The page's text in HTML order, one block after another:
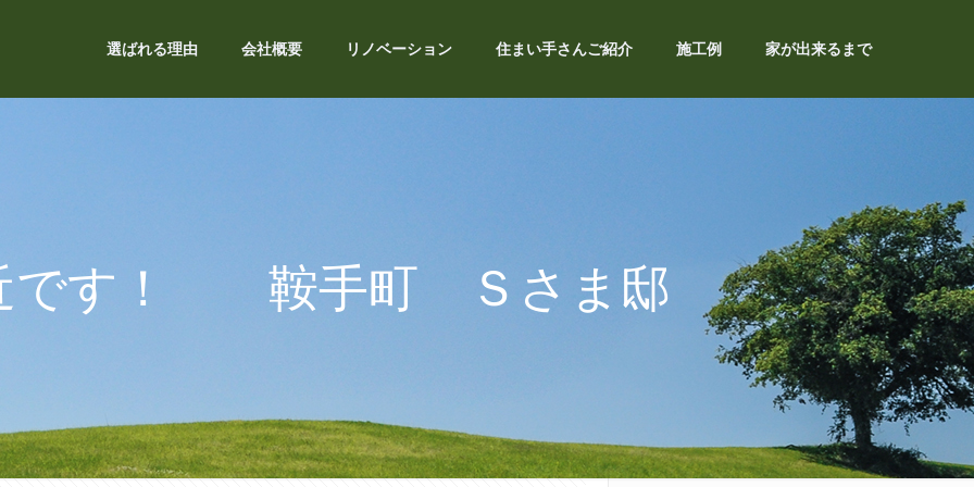
選ばれる理由 会社概要 リノベーション 住まい手さんご紹介 施工例 家が出来るまで
です！ 鞍手町 Ｓさま邸